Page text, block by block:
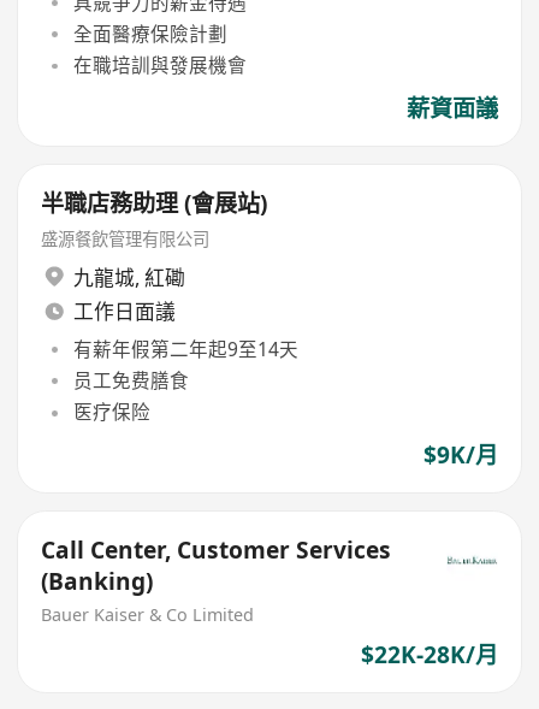
全面醫療保險計劃
在職培訓與發展機會
薪資面議
半職店務助理 (會展站)
盛源餐飲管理有限公司
九龍城, 紅磡
工作日面議
有薪年假第二年起9至14天
员工免费膳食
医疗保险
$9K/月
Call Center, Customer Services
(Banking)
Bauer Kaiser & Co Limited
$22K-28K/月